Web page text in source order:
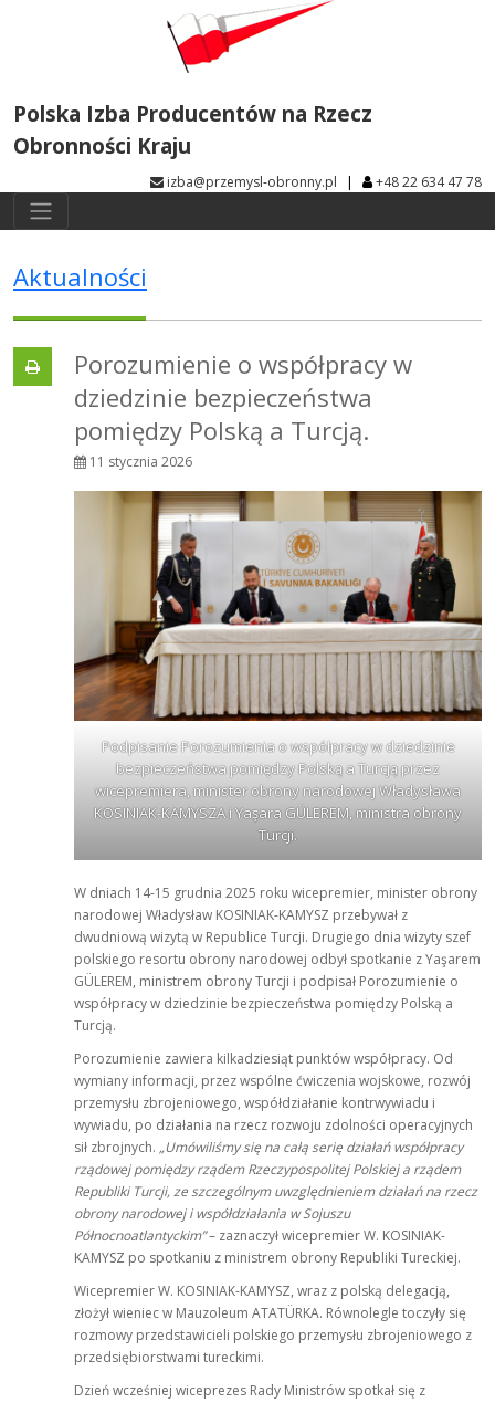
Polska Izba Producentów na Rzecz
Obronności Kraju
izba@przemysl-obronny.pl | +48 22 634 47 78
Aktualności
Porozumienie o współpracy w
dziedzinie bezpieczeństwa
pomiędzy Polską a Turcją.
11 stycznia 2026
Podpisanie Porozumienia o współpracy w dziedzinie
bezpieczeństwa pomiędzy Polską a Turcją przez
wicepremiera, minister obrony narodowej Władysława
KOSINIAK-KAMYSZA i Yaşara GÜLEREM, ministra obrony
Turcji.
W dniach 14-15 grudnia 2025 roku wicepremier, minister obrony
narodowej Władysław KOSINIAK-KAMYSZ przebywał z
dwudniową wizytą w Republice Turcji. Drugiego dnia wizyty szef
polskiego resortu obrony narodowej odbył spotkanie z Yaşarem
GÜLEREM, ministrem obrony Turcji i podpisał Porozumienie o
współpracy w dziedzinie bezpieczeństwa pomiędzy Polską a
Turcją.
Porozumienie zawiera kilkadziesiąt punktów współpracy. Od
wymiany informacji, przez wspólne ćwiczenia wojskowe, rozwój
przemysłu zbrojeniowego, współdziałanie kontrwywiadu i
wywiadu, po działania na rzecz rozwoju zdolności operacyjnych
sił zbrojnych. „Umówiliśmy się na całą serię działań współpracy
rządowej pomiędzy rządem Rzeczypospolitej Polskiej a rządem
Republiki Turcji, ze szczególnym uwzględnieniem działań na rzecz
obrony narodowej i współdziałania w Sojuszu
Północnoatlantyckim”– zaznaczył wicepremier W. KOSINIAK-
KAMYSZ po spotkaniu z ministrem obrony Republiki Tureckiej.
Wicepremier W. KOSINIAK-KAMYSZ, wraz z polską delegacją,
złożył wieniec w Mauzoleum ATATÜRKA. Równolegle toczyły się
rozmowy przedstawicieli polskiego przemysłu zbrojeniowego z
przedsiębiorstwami tureckimi.
Dzień wcześniej wiceprezes Rady Ministrów spotkał się z